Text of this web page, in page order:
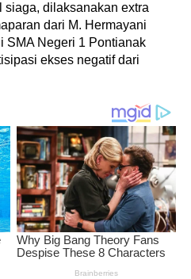
dilaksanakan extra
dari M. Hermayani
SMA Negeri 1 Pontianak
ekses negatif dari